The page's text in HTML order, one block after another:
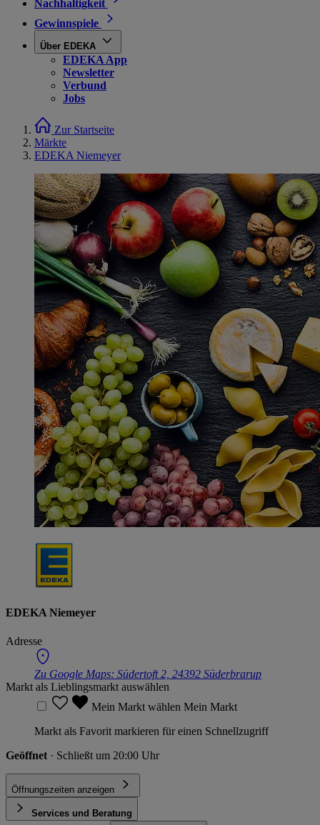
Nachhaltigkeit
Gewinnspiele
Über EDEKA
EDEKA App
Newsletter
Verbund
Jobs
Zur Startseite
Märkte
EDEKA Niemeyer
EDEKA Niemeyer
Adresse
Zu Google Maps: Südertoft 2, 24392 Süderbrarup
Markt als Lieblingsmarkt auswählen
Mein Markt wählen Mein Markt
Markt als Favorit markieren für einen Schnellzugriff
Geöffnet · Schließt um 20:00 Uhr
Öffnungszeiten anzeigen
Services und Beratung